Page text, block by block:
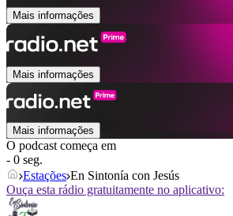
Mais informações
Mais informações
Mais informações
O podcast começa em
- 0 seg.
Estações En Sintonía con Jesús
Ouça esta rádio gratuitamente no aplicativo: